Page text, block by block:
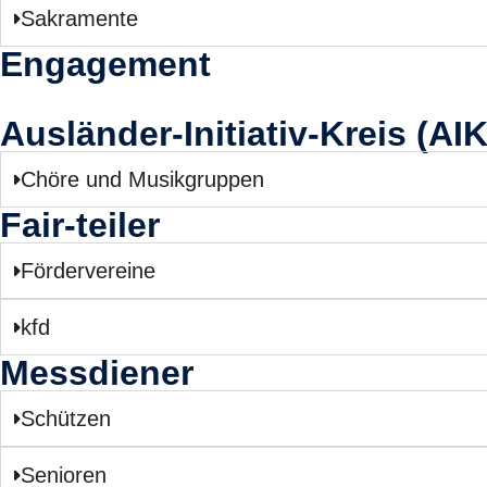
Sakramente
Engagement
Ausländer-Initiativ-Kreis
Chöre und Musikgruppen
Fair-teiler
Fördervereine
kfd
Messdiener
Schützen
Senioren